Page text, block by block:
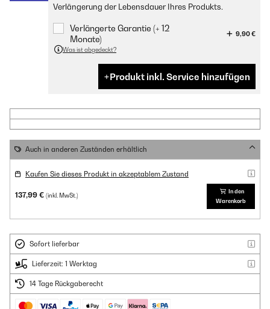
Verlängerung der Lebensdauer Ihres Produkts.
Verlängerte Garantie (+ 12
Monate)
9,90 €
Was ist abgedeckt?
Produkt inkl. Service hinzufügen
Auch in anderen Zuständen erhältlich
Kaufen Sie dieses Produkt in akzeptablem Zustand
137,99 € (inkl. MwSt.)
In den
Warenkorb
Sofort lieferbar
Lieferzeit: 1 Werktag
14 Tage Rückgaberecht